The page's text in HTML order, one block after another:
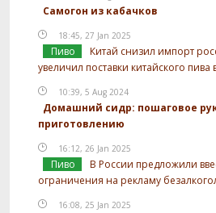
Самогон из кабачков
18:45, 27 Jan 2025
Пиво
Китай снизил импорт
увеличил поставки китайского пива
10:39, 5 Aug 2024
Домашний сидр: пошаговое
приготовлению
16:12, 26 Jan 2025
Пиво
В России предложили
ограничения на рекламу
16:08, 25 Jan 2025